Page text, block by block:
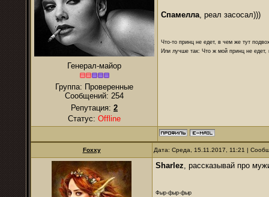
Генерал-майор
Группа: Проверенные
Сообщений: 254
Репутация: 2
Статус: Offline
Спамелла, реал засосал)))
Что-то принц не едет, в чем же тут
Или лучше так: Что ж мой принц не едет,
Foxxy Дата: Среда, 15.11.2017, 11:21 |
Sharlez, рассказывай про
Фыр-фыр-фыр